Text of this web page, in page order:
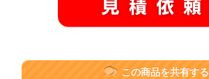
この商品を共有する